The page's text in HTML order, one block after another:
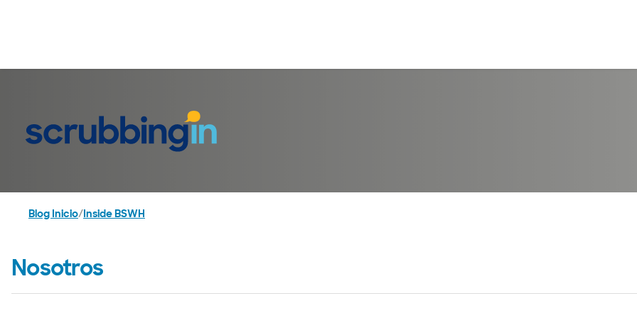
Blog Inicio/Inside BSWH
Nosotros